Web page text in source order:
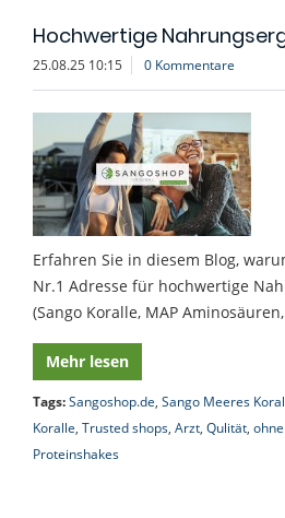
Hochwertige
25.08.25 10:15 0 Kommentare
Erfahren Sie in diesem Blog,
Nr.1 Adresse für hochwertige
(Sango Koralle, MAP
Mehr lesen
Tags:Sangoshop.de, Sango Meeres
Koralle, Trusted shops, Arzt, Qulität,
Proteinshakes